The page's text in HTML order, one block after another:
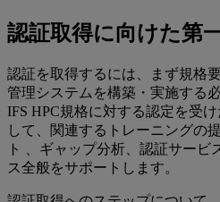
認証取得に向けた第
認証を取得するには、まず規格
管理システムを構築・実施する
IFS HPC規格に対する認定を受
して、関連するトレーニングの
ト 、ギャップ分析、認証サービ
ス全般をサポートします。